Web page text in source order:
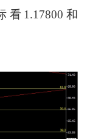
看1.17800和